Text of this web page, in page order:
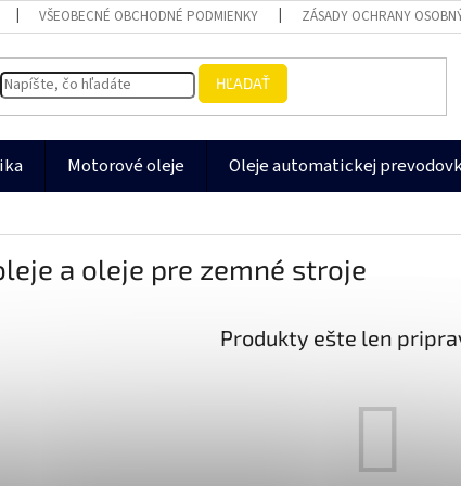
VŠEOBECNÉ OBCHODNÉ PODMIENKY ZÁSADY OCHRANY
HĽADAŤ
Motorové oleje Oleje automatickej
a oleje pre zemné stroje
Produkty ešte len